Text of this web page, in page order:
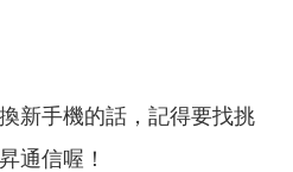
新手機的話，記得要找挑
通信喔！